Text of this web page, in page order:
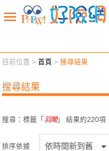
新聞觀點 業務交流
退休先準備 好險學堂
目前位置 >首頁 >搜尋結果
搜尋結果
搜尋：標籤「 羽聞」 結果約220項
排序依據